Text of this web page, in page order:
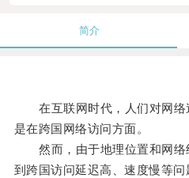
简介
在互联网时代，人们对网络
是在跨国网络访问方面。
然而，由于地理位置和网络
到跨国访问延迟高、速度慢等问